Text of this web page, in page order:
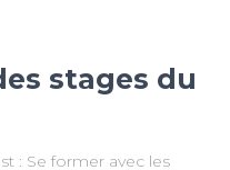
stages du
: Se former avec les